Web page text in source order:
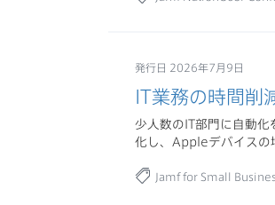
発行日 2026年7月9日
IT業務の時間削
少人数のIT部門に自動化
化し、Appleデバイスの
Jamf for Small